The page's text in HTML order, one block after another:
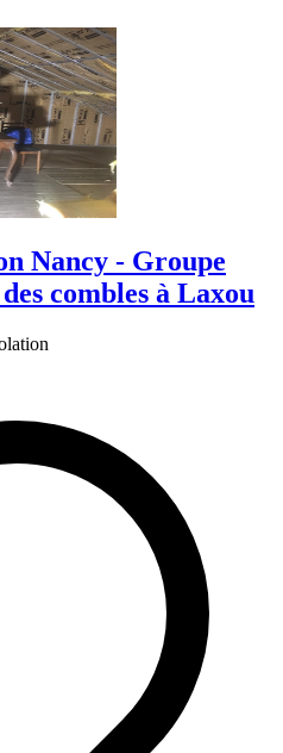
Nancy - Groupe
combles à Laxou